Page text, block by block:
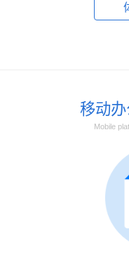
移动
Mobile